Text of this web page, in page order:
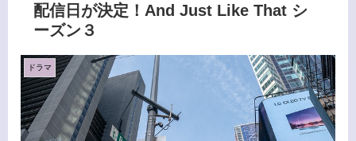
配信日が決定！And Just Like That シ
ーズン３
ドラマ